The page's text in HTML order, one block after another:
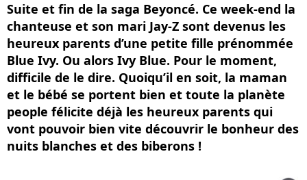
Suite et fin de la saga Beyoncé. Ce week-end la
chanteuse et son mari Jay-Z sont devenus les
heureux parents d’une petite fille prénommée
Blue Ivy. Ou alors Ivy Blue. Pour le moment,
difficile de le dire. Quoiqu’il en soit, la maman
et le bébé se portent bien et toute la planète
people félicite déjà les heureux parents qui
vont pouvoir bien vite découvrir le bonheur des
nuits blanches et des biberons !